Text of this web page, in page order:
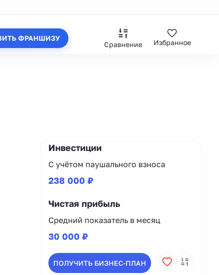
ФРАНШИЗУ
Сравнение Избранное
Инвестиции
С учётом паушального взноса
238 000 ₽
Чистая прибыль
Средний показатель в месяц
30 000 ₽
ПОЛУЧИТЬ БИЗНЕС-ПЛАН